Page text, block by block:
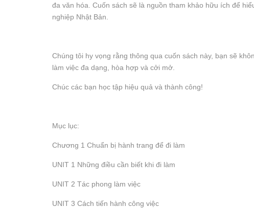
đa văn hóa. Cuốn sách sẽ là nguồn tham khảo hữu ích để
nghiệp Nhật Bản.
Chúng tôi hy vọng rằng thông qua cuốn sách này, bạn sẽ
làm việc đa dạng, hòa hợp và cởi mở.
Chúc các bạn học tập hiệu quả và thành công!
Mục lục:
Chương 1 Chuẩn bị hành trang để đi làm
UNIT 1 Những điều cần biết khi đi làm
UNIT 2 Tác phong làm việc
UNIT 3 Cách tiến hành công việc